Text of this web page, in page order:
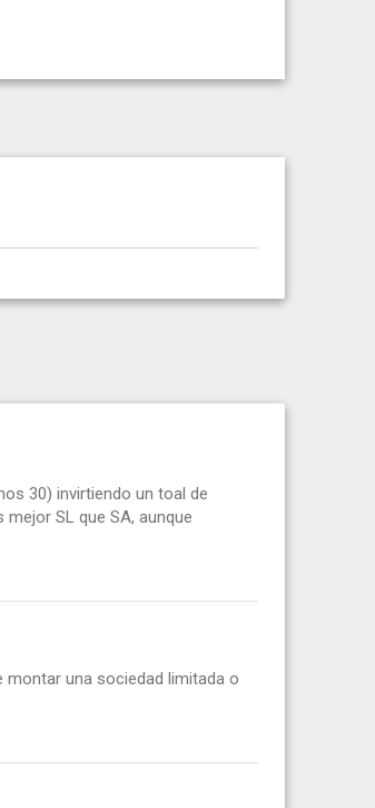
30) invirtiendo un toal de
SL que SA, aunque
una sociedad limitada o